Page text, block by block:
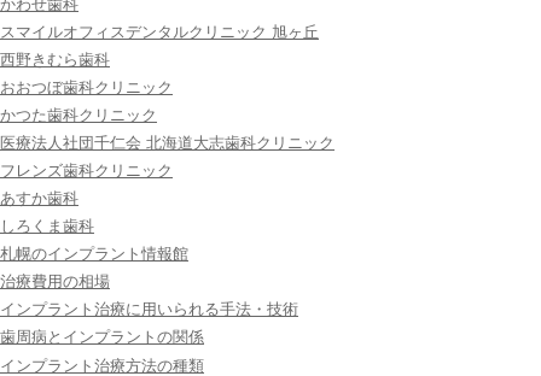
かわせ歯科
スマイルオフィスデンタルクリニック 旭ヶ丘
西野きむら歯科
おおつぼ歯科クリニック
かつた歯科クリニック
医療法人社団千仁会 北海道大志歯科クリニック
フレンズ歯科クリニック
あすか歯科
しろくま歯科
札幌のインプラント情報館
治療費用の相場
インプラント治療に用いられる手法・技術
歯周病とインプラントの関係
インプラント治療方法の種類